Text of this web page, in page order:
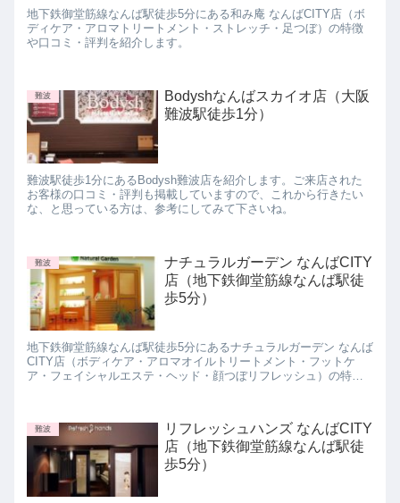
地下鉄御堂筋線なんば駅徒歩5分にある和み庵 なんばCITY店（ボ
ディケア・アロマトリートメント・ストレッチ・足つぼ）の特徴
や口コミ・評判を紹介します。
難波
Bodyshなんばスカイオ店（大阪
難波駅徒歩1分）
難波駅徒歩1分にあるBodysh難波店を紹介します。ご来店された
お客様の口コミ・評判も掲載していますので、これから行きたい
な、と思っている方は、参考にしてみて下さいね。
難波
ナチュラルガーデン なんばCITY
店（地下鉄御堂筋線なんば駅徒
歩5分）
地下鉄御堂筋線なんば駅徒歩5分にあるナチュラルガーデン なんば
CITY店（ボディケア・アロマオイルトリートメント・フットケ
ア・フェイシャルエステ・ヘッド・顔つぼリフレッシュ）の特徴
難波
リフレッシュハンズ なんばCITY
店（地下鉄御堂筋線なんば駅徒
歩5分）